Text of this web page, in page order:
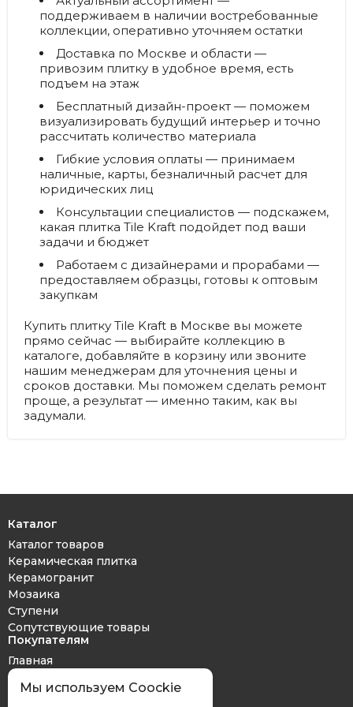
поддерживаем в наличии востребованные
коллекции, оперативно уточняем остатки
Доставка по Москве и области —
привозим плитку в удобное время, есть
подъем на этаж
Бесплатный дизайн-проект — поможем
визуализировать будущий интерьер и точно
рассчитать количество материала
Гибкие условия оплаты — принимаем
наличные, карты, безналичный расчет для
юридических лиц
Консультации специалистов — подскажем,
какая плитка Tile Kraft подойдет под ваши
задачи и бюджет
Работаем с дизайнерами и прорабами —
предоставляем образцы, готовы к оптовым
закупкам
Купить плитку Tile Kraft в Москве вы можете
прямо сейчас — выбирайте коллекцию в
каталоге, добавляйте в корзину или звоните
нашим менеджерам для уточнения цены и
сроков доставки. Мы поможем сделать ремонт
проще, а результат — именно таким, как вы
задумали.
Каталог
Каталог товаров
Керамическая плитка
Керамогранит
Мозаика
Ступени
Сопутствующие товары
Покупателям
Главная
Дизайн проект
Оплата и доставка
Мы используем Coockie